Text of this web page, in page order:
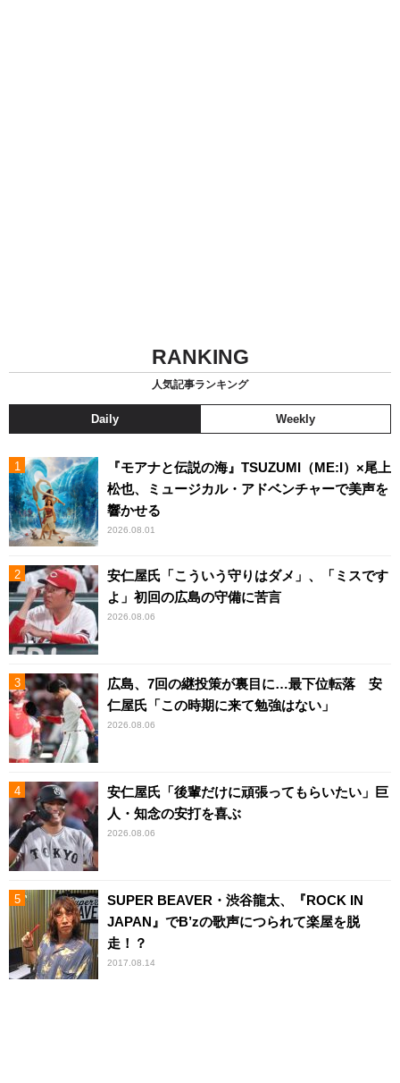
RANKING
人気記事ランキング
Daily Weekly
『モアナと伝説の海』TSUZUMI（ME:I）×尾上
松也、ミュージカル・アドベンチャーで美声を
響かせる
2026.08.01
安仁屋氏「こういう守りはダメ」、「ミスです
よ」初回の広島の守備に苦言
2026.08.06
広島、7回の継投策が裏目に…最下位転落 安
仁屋氏「この時期に来て勉強はない」
2026.08.06
安仁屋氏「後輩だけに頑張ってもらいたい」巨
人・知念の安打を喜ぶ
2026.08.06
SUPER BEAVER・渋谷龍太、『ROCK IN
JAPAN』でB’zの歌声につられて楽屋を脱
走！？
2017.08.14